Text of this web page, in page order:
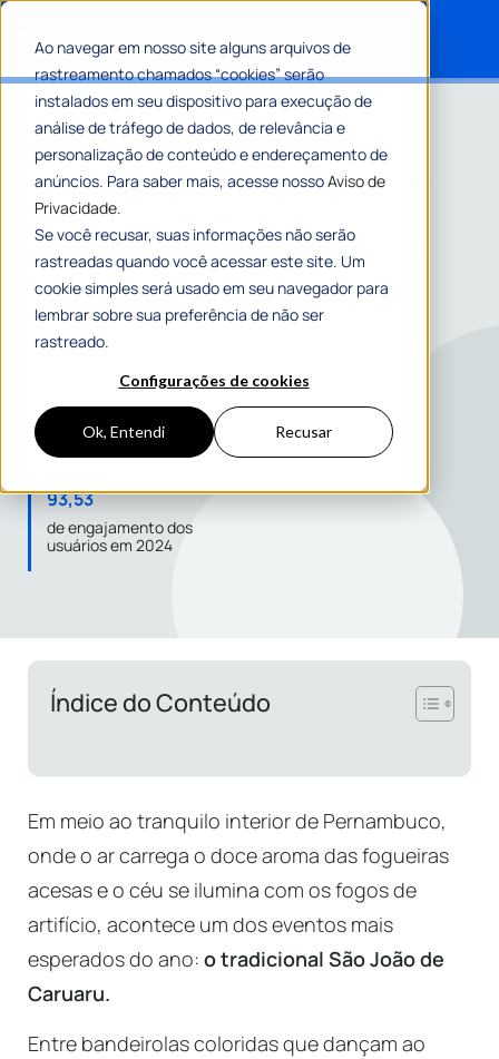
Ao navegar em nosso site alguns arquivos de
rastreamento chamados “cookies” serão
instalados em seu dispositivo para execução de
análise de tráfego de dados, de relevância e
personalização de conteúdo e endereçamento de
anúncios. Para saber mais, acesse nossoAviso de
Privacidade.
Se você recusar, suas informações não serão
rastreadas quando você acessar este site. Um
cookie simples será usado em seu navegador para
lembrar sobre sua preferência de não ser
rastreado.
Configurações de cookies
Ok, Entendi Recusar
Home»A revolução tecnológica no São João de Caruaru:
ganhos e impactos da implementação da 1Doc
A revolução tecnológica no São
João de Caruaru: ganhos e
impactos da implementação da
1Doc
68.424
assinaturas realizadas
em 2024 via 1Doc
pessoas atendidas via
1Doc em 2024
93,53
de engajamento dos
usuários em 2024
Índice do Conteúdo
Em meio ao tranquilo interior de Pernambuco,
onde o ar carrega o doce aroma das fogueiras
acesas e o céu se ilumina com os fogos de
artifício, acontece um dos eventos mais
esperados do ano: o tradicional São João de
Caruaru.
Entre bandeirolas coloridas que dançam ao